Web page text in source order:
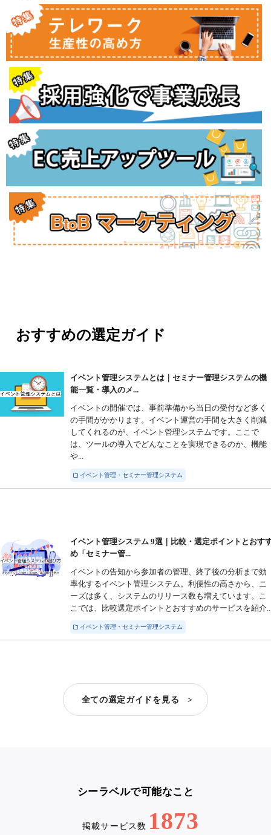
おすすめの選定ガイド
イベント管理システムとは｜セミナー管理システムの機
能一覧・導入のメ...
イベントの開催では、事前準備から当日の受付など多く
の手間がかかります。イベント運営の手間を大きく削減
してくれるのが、イベント管理システムです。ここで
は、ツールの導入でどんなことを実現できるのか、機能
や...
イベント管理・セミナー管理システム
イベント管理システム 9選｜比較・選定ポイントとおす
め「セミナー管...
イベントの告知から参加者の管理、終了後の分析まで効
率化するイベント管理システム。利便性の高さから、ニ
ーズは多く、システムのリリース数も増えています。こ
こでは、比較選定ポイントとおすすめのサービスを紹介
イベント管理・セミナー管理システム
全ての選定ガイドを見る >
シーラベルで可能なこと
掲載サービス数 1873